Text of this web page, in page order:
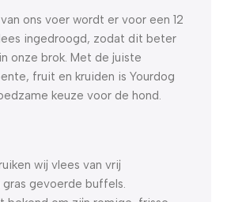
ons voer wordt er voor een 12
ingedroogd, zodat dit beter
onze brok. Met de juiste
fruit en kruiden is Yourdog
keuze voor de hond.
wij vlees van vrij
gevoerde buffels.